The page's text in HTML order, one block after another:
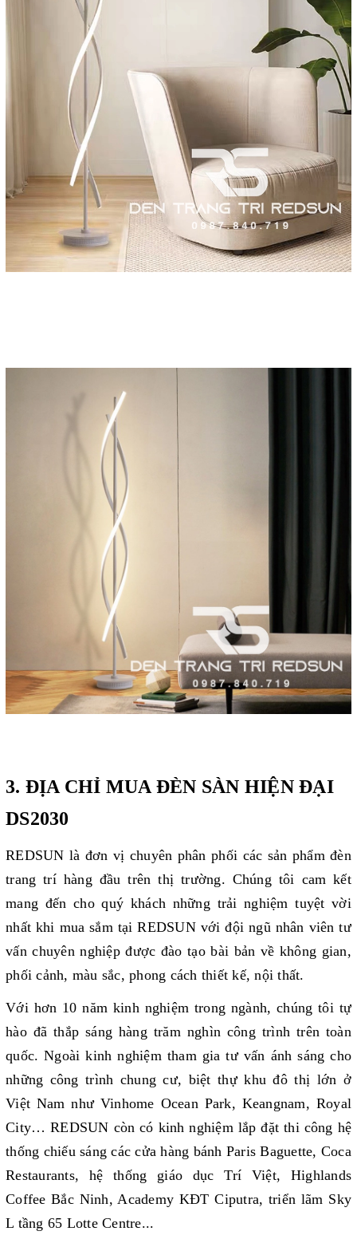
3. ĐỊA CHỈ MUA ĐÈN SÀN HIỆN ĐẠI
DS2030
REDSUN là đơn vị chuyên phân phối các sản phẩm đèn
trang trí hàng đầu trên thị trường. Chúng tôi cam kết
mang đến cho quý khách những trải nghiệm tuyệt vời
nhất khi mua sắm tại REDSUN với đội ngũ nhân viên tư
vấn chuyên nghiệp được đào tạo bài bản về không gian,
phối cảnh, màu sắc, phong cách thiết kế, nội thất.
Với hơn 10 năm kinh nghiệm trong ngành, chúng tôi tự
hào đã thắp sáng hàng trăm nghìn công trình trên toàn
quốc. Ngoài kinh nghiệm tham gia tư vấn ánh sáng cho
những công trình chung cư, biệt thự khu đô thị lớn ở
Việt Nam như Vinhome Ocean Park, Keangnam, Royal
City… REDSUN còn có kinh nghiệm lắp đặt thi công hệ
thống chiếu sáng các cửa hàng bánh Paris Baguette, Coca
Restaurants, hệ thống giáo dục Trí Việt, Highlands
Coffee Bắc Ninh, Academy KĐT Ciputra, triển lãm Sky
L tầng 65 Lotte Centre...